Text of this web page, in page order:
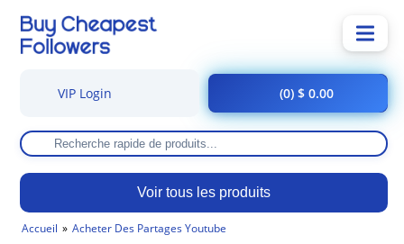
Voir tous les produits
VIP Login (0) $ 0.00
Accueil Acheter Des Partages Youtube